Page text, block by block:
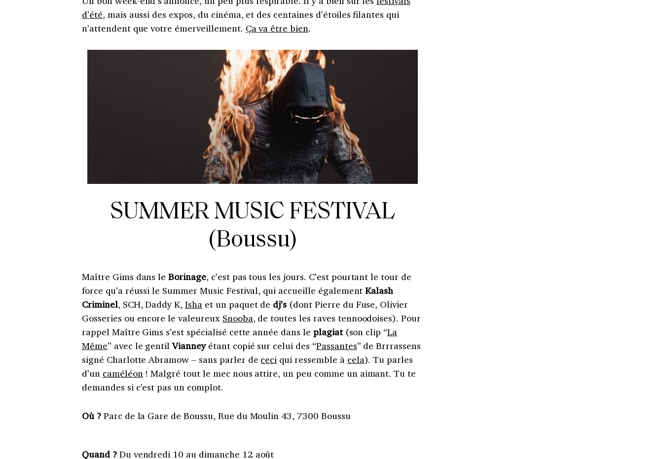
d’été, mais aussi des expos, du cinéma, et des centaines d’étoiles filantes qui
n’attendent que votre émerveillement. Ça va être bien.
SUMMER MUSIC FESTIVAL
(Boussu)
Maître Gims dans leBorinage, c’est pas tous les jours. C’est pourtant le tour de
force qu’a réussi le Summer Music Festival, qui accueille égalementKalash
Criminel, SCH, Daddy K,Ishaet un paquet de dj’s (dont Pierre du Fuse, Olivier
Gosseries ou encore le valeureux Snooba, de toutes les raves tennoodoises). Pour
rappel Maître Gims s’est spécialisé cette année dans le plagiat(son clip “La
Même” avec le gentilVianneyétant copié sur celui des “Passantes” de Brrrassens
signé Charlotte Abramow – sans parler de ceci qui ressemble à cela). Tu parles
d’un caméléon! Malgré tout le mec nous attire, un peu comme un aimant. Tu te
demandes si c’est pas un complot.
Où ?Parc de la Gare de Boussu, Rue du Moulin 43, 7300 Boussu
Quand ?Du vendredi 10 au dimanche 12 août